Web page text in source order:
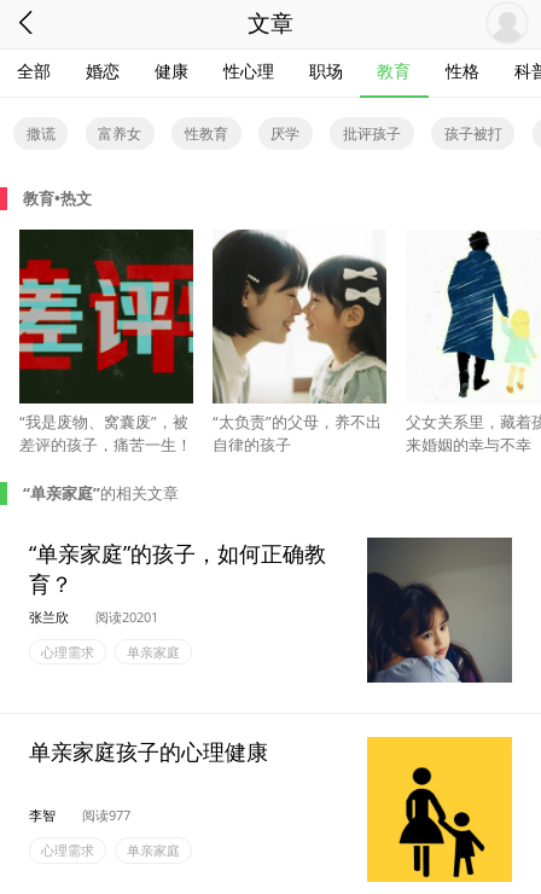
文章
全部 婚恋 健康 性心理 职场 教育 性格 科
撒谎 富养女 性教育 厌学 批评孩子 孩子被打
孤独症
教育•热文
“我是废物、窝囊废”，被
差评的孩子，痛苦一生！
“太负责”的父母，养不出
自律的孩子
父女关系里，藏着
来婚姻的幸与不幸
“单亲家庭”的相关文章
“单亲家庭”的孩子，如何正确教
育？
张兰欣
阅读20201
心理需求
单亲家庭
单亲家庭孩子的心理健康
李智
阅读977
心理需求
单亲家庭